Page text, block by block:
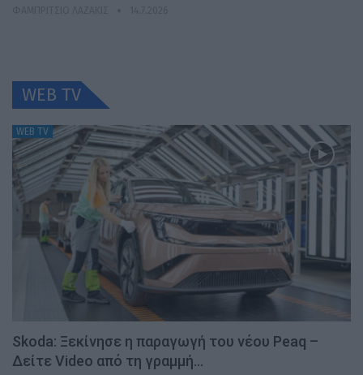
WEB TV
WEB TV
Skoda: Ξεκίνησε η παραγωγή του νέου Peaq –
Δείτε Video από τη γραμμή…